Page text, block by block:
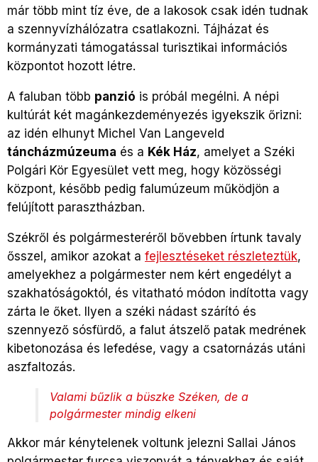
már több mint tíz éve, de a lakosok csak idén tudnak
a szennyvízhálózatra csatlakozni. Tájházat és
kormányzati támogatással turisztikai információs
központot hozott létre.
A faluban több panzió is próbál megélni. A népi
kultúrát két magánkezdeményezés igyekszik őrizni:
az idén elhunyt Michel Van Langeveld
táncházmúzeuma és a Kék Ház, amelyet a Széki
Polgári Kör Egyesület vett meg, hogy közösségi
központ, később pedig falumúzeum működjön a
felújított parasztházban.
Székről és polgármesteréről bővebben írtunk tavaly
ősszel, amikor azokat a fejlesztéseket részleteztük,
amelyekhez a polgármester nem kért engedélyt a
szakhatóságoktól, és vitatható módon indította vagy
zárta le őket. Ilyen a széki nádast szárító és
szennyező sósfürdő, a falut átszelő patak medrének
kibetonozása és lefedése, vagy a csatornázás utáni
aszfaltozás.
Valami bűzlik a büszke Széken, de a
polgármester mindig elkeni
Akkor már kénytelenek voltunk jelezni Sallai János